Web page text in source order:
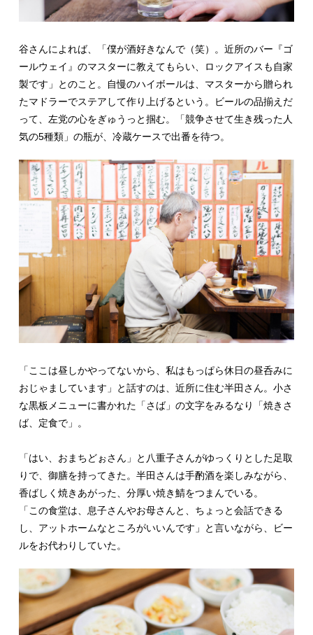
谷さんによれば、「僕が酒好きなんで（笑）。近所のバー『ゴ
ールウェイ』のマスターに教えてもらい、ロックアイスも自家
製です」とのこと。自慢のハイボールは、マスターから贈られ
たマドラーでステアして作り上げるという。ビールの品揃えだ
って、左党の心をぎゅうっと掴む。「競争させて生き残った人
気の5種類」の瓶が、冷蔵ケースで出番を待つ。
「ここは昼しかやってないから、私はもっぱら休日の昼呑みに
おじゃましています」と話すのは、近所に住む半田さん。小さ
な黒板メニューに書かれた「さば」の文字をみるなり「焼きさ
ば、定食で」。
「はい、おまちどぉさん」と八重子さんがゆっくりとした足取
りで、御膳を持ってきた。半田さんは手酌酒を楽しみながら、
香ばしく焼きあがった、分厚い焼き鯖をつまんでいる。
「この食堂は、息子さんやお母さんと、ちょっと会話できる
し、アットホームなところがいいんです」と言いながら、ビー
ルをお代わりしていた。